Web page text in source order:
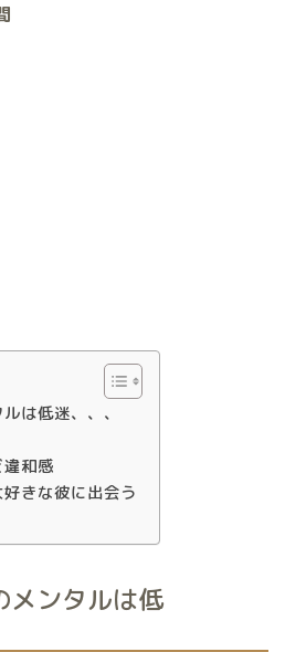
は低迷、、、
和感
きな彼に出会う
メンタルは低